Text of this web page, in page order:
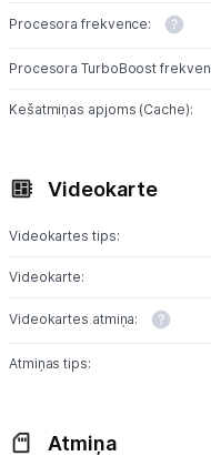
Procesora frekvence:
Procesora TurboBoost
Kešatmiņas apjoms (Cache):
Videokarte
Videokartes tips:
Videokarte:
Videokartes atmiņa:
Atmiņas tips:
Atmiņa